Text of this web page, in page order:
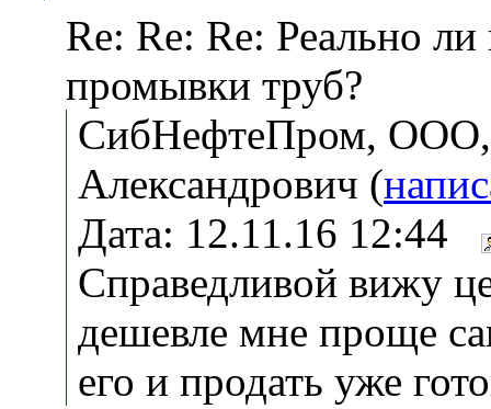
Re: Re: Re: Реально
промывки труб?
СибНефтеПром,
Александрович (
Дата: 12.11.16 12:44
Справедливой вижу
дешевле мне проще
его и продать уже